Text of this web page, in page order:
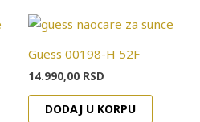
Guess 00198-H 52F
14.990,00 RSD
DODAJ U KORPU